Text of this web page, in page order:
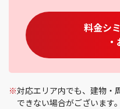
料金シ
※対応エリア内でも、建物・
できない場合がございます。